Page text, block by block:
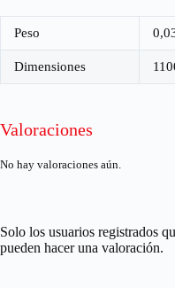
Peso
Dimensiones
Valoraciones
No hay valoraciones aún.
Solo los usuarios registrados
pueden hacer una valoración.